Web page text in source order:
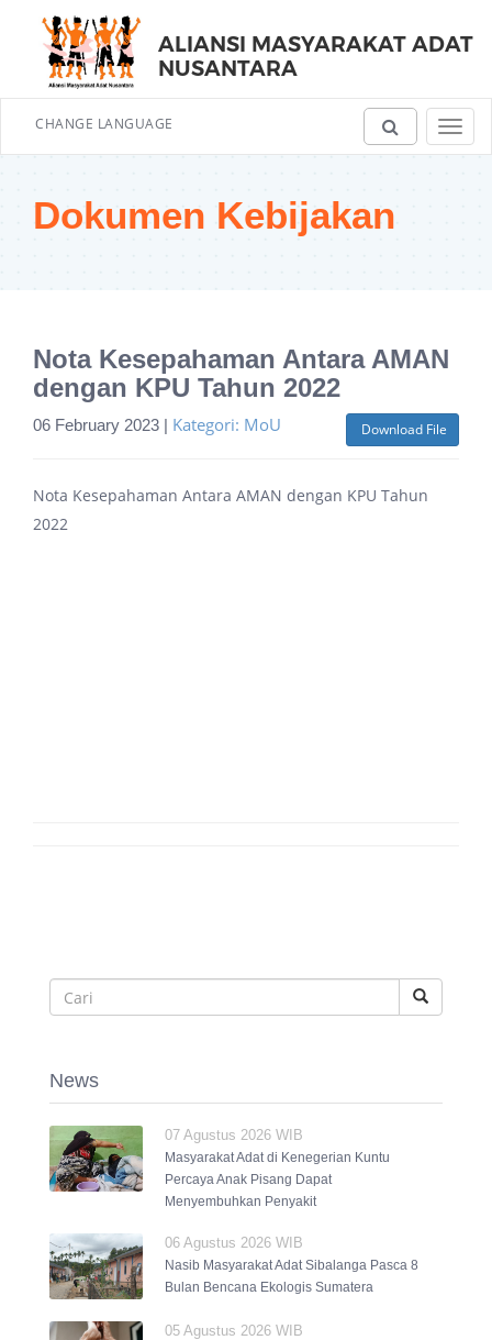
ALIANSI MASYARAKAT ADAT
NUSANTARA
CHANGE LANGUAGE
Dokumen Kebijakan
Nota Kesepahaman Antara AMAN
dengan KPU Tahun 2022
Download File
06 February 2023 | Kategori: MoU
Nota Kesepahaman Antara AMAN dengan KPU Tahun
2022
News
07 Agustus 2026 WIB
Masyarakat Adat di Kenegerian Kuntu
Percaya Anak Pisang Dapat
Menyembuhkan Penyakit
06 Agustus 2026 WIB
Nasib Masyarakat Adat Sibalanga Pasca 8
Bulan Bencana Ekologis Sumatera
05 Agustus 2026 WIB